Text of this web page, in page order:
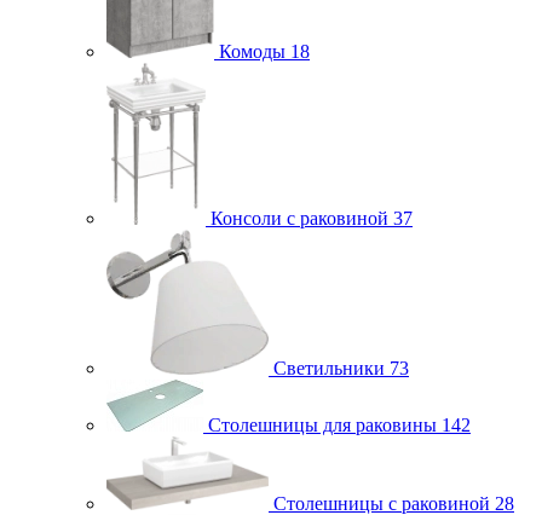
Комоды 18
Консоли с раковиной 37
Светильники 73
Столешницы для раковины 142
Столешницы с раковиной 28